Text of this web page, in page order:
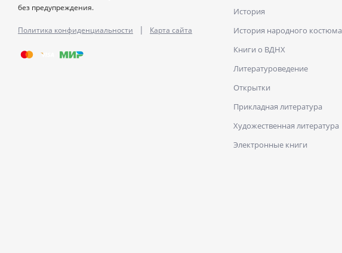
без предупреждения.
Политика конфиденциальности | Карта сайта
История
История народного костюма
Книги о ВДНХ
Литературоведение
Открытки
Прикладная литература
Художественная литература
Электронные книги